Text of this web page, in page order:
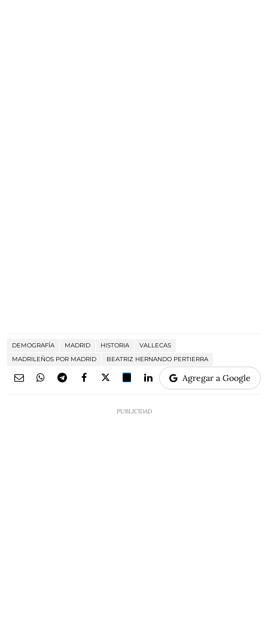
DEMOGRAFÍA MADRID HISTORIA
VALLECAS
MADRILEÑOS POR MADRID
BEATRIZ HERNANDO PERTIERRA
Agregar a Google